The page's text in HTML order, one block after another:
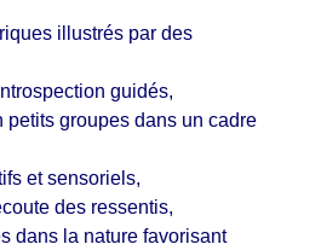
illustrés par des
guidés,
petits groupes dans un cadre
et sensoriels,
des ressentis,
dans la nature favorisant